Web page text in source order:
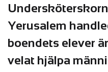
Yerusalem
boendets elever
velat hjälpa